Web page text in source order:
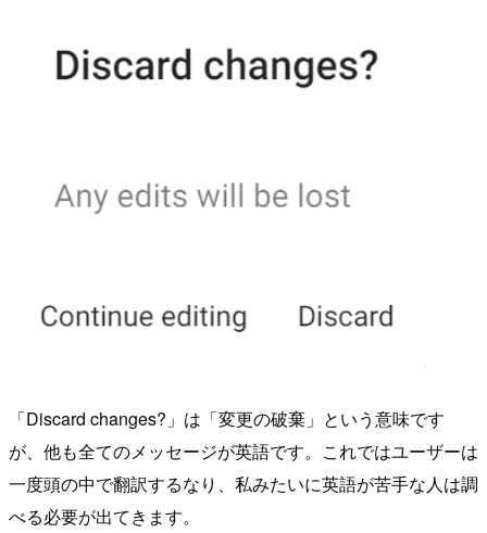
「Discard changes?」は「変更の破棄」という意味です
が、他も全てのメッセージが英語です。これではユーザーは
一度頭の中で翻訳するなり、私みたいに英語が苦手な人は調
べる必要が出てきます。